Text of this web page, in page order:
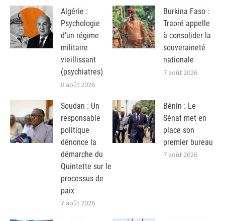
Algérie :
Psychologie
d’un régime
militaire
vieillissant
(psychiatres)
8 août 2026
Burkina Faso :
Traoré appelle
à consolider la
souveraineté
nationale
7 août 2026
Soudan : Un
responsable
politique
dénonce la
démarche du
Quintette sur le
processus de
paix
7 août 2026
Bénin : Le
Sénat met en
place son
premier bureau
7 août 2026